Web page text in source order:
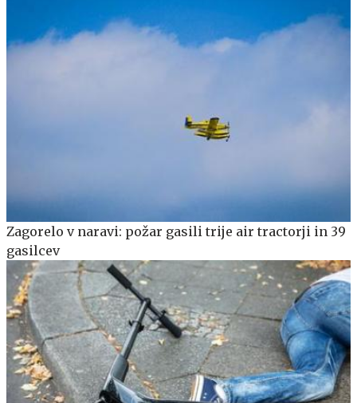
Zagorelo v naravi: požar gasili trije air tractorji in 39
gasilcev